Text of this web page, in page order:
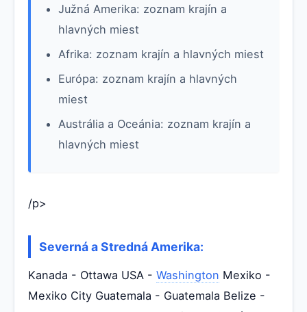
Južná Amerika: zoznam krajín a
hlavných miest
Afrika: zoznam krajín a hlavných miest
Európa: zoznam krajín a hlavných
miest
Austrália a Oceánia: zoznam krajín a
hlavných miest
/p>
Severná a Stredná Amerika:
Kanada - Ottawa USA - Washington Mexiko -
Mexiko City Guatemala - Guatemala Belize -